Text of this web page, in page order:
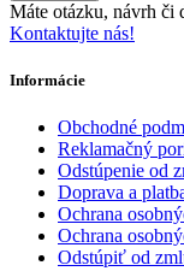
Máte otázku, návrh či
Kontaktujte nás!
Informácie
Obchodné
Reklamačný
Odstúpenie od
Doprava a
Ochrana
Ochrana
Odstúpiť od